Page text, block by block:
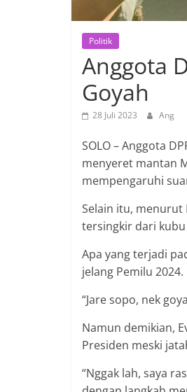
Politik
Anggota
Goyah
28 Juli 2023 Ang
SOLO – Anggota
menyeret mantan
mempengaruhi
Selain itu, menurut
tersingkir dari
Apa yang terjadi
jelang Pemilu 2024.
“Jare sopo, nek
Namun demikian,
Presiden meski
“Nggak lah, saya